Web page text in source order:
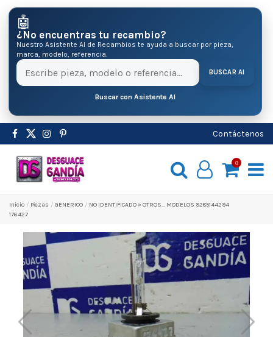
🤖
¿No encuentras tu recambio?
Nuestro Asistente AI de Recambios te ayuda a buscar por pieza,
marca, modelo, referencia.
BUSCAR AI
Buscar con Asistente AI
Contáctenos
0
Inicio Pіezas GENERICO
NO IDENTIFICADO » OTROS... MODELOS 9285144294
176427